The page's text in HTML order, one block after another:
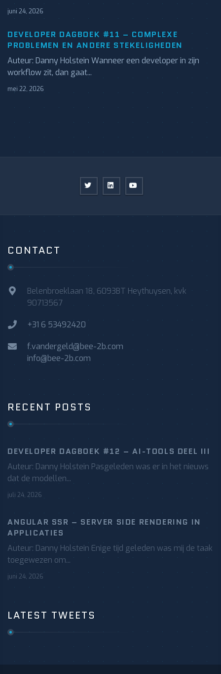
juni 24, 2026
DEVELOPER DAGBOEK #11 – COMPLEXE
PROBLEMEN EN ANDERE STEKELIGHEDEN
Auteur: Danny Holstein Wanneer een developer in zijn
workflow zit, dan gaat...
mei 22, 2026
CONTACT
Belenbroeklaan 18, 6093BT Heythuysen, kvk
90713567
+31 6 53492420
f.vandergeld@bee-2b.com
info@bee-2b.com
RECENT POSTS
DEVELOPER DAGBOEK #12 – AI-TOOLS DEEL III
Auteur: Danny Holstein Pasgeleden was er in het nieuws
dat de modellen...
juli 24, 2026
ANGULAR SSR – SERVER SIDE RENDERING IN
APPLICATIES
Auteur: Danny Holstein Enige tijd geleden was mij de taak
toegewezen om...
juni 24, 2026
LATEST TWEETS